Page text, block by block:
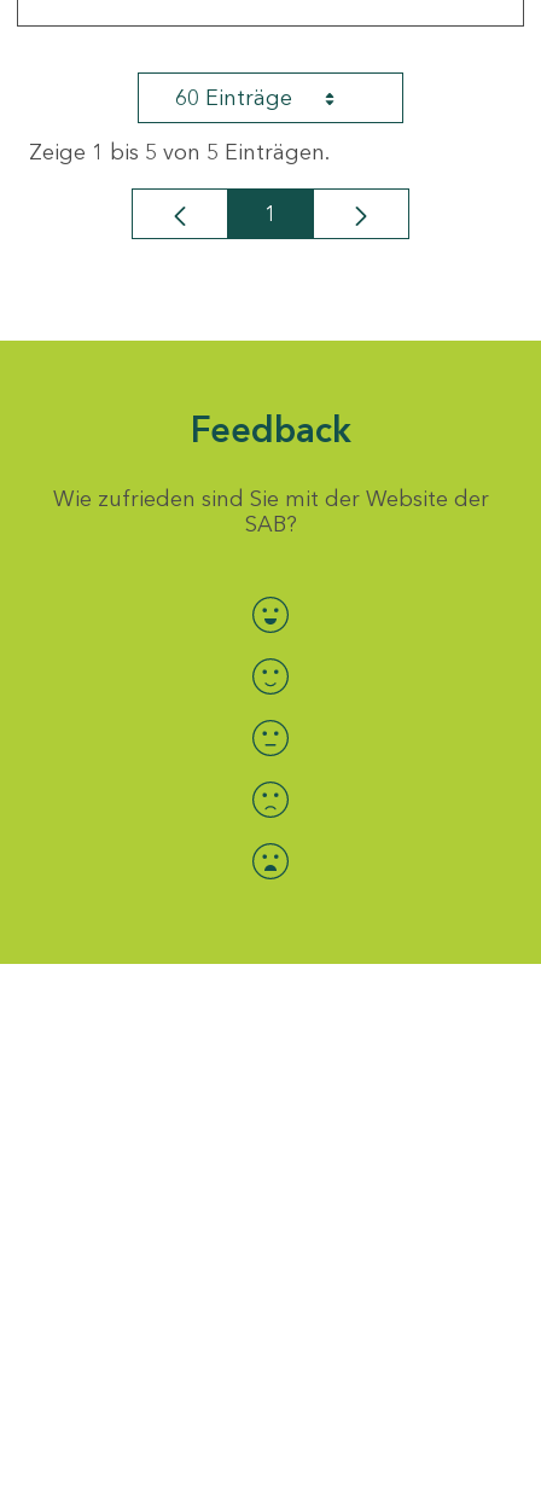
60 Einträge
Zeige 1 bis 5 von 5 Einträgen.
Seite
1
Feedback
Wie zufrieden sind Sie mit der Website der
SAB?
Bewertung auswählen